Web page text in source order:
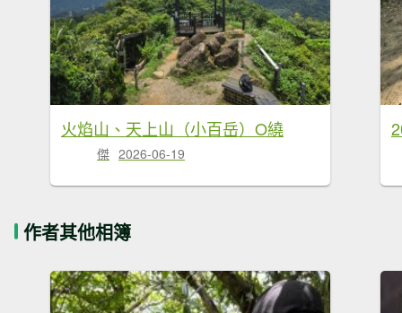
火焰山、天上山（小百岳）O繞
傑 2026-06-19
作者其他相簿